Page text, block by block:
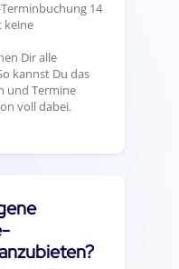
14
keine
Dir alle
kannst Du das
und Termine
voll dabei.